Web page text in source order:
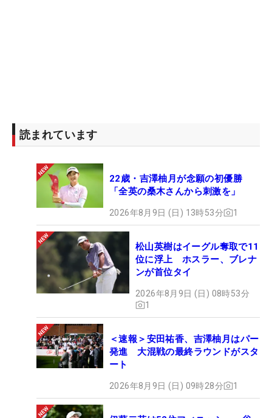
者を除けば山下美夢有（23位）、岩井明愛（37
位）、西郷真央（43位）、岩井千怜（51位）、鈴木
愛（53位）、小祝さくら（55位）、櫻井心那（57
位）、西村優菜（73位）、神谷そら（74位）が圏内
につける。
畑岡、古江、渋野、笹生、稲見は別枠ですでに決
定。吉田は80位、勝は88位と、こちらはもうひと踏
ん張りが必要だ。
4月3日時点とはつまり、来週1日に発表されるラン
キングで第一枠が決まるということ。ボーダーライ
ン上にいる選手にとっては今週の国内ツアー、米ツ
アーの結果が大きな意味を持つことになる。
読まれています
22歳・吉澤柚月が念願の初優勝
「全英の桑木さんから刺激を」
2026年8月9日 (日) 13時53分 1
松山英樹はイーグル奪取で11
位に浮上 ホスラー、ブレナ
ンが首位タイ
2026年8月9日 (日) 08時53分
1
＜速報＞安田祐香、吉澤柚月はパー
発進 大混戦の最終ラウンドがスタ
ート
2026年8月9日 (日) 09時28分 1